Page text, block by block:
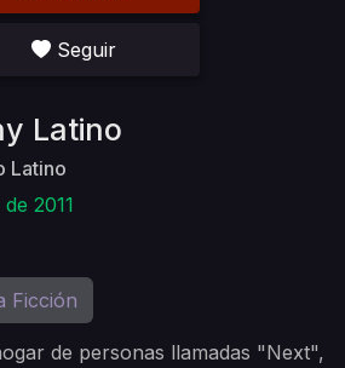
Seguir
Latino
Latino
2011
Ficción
de personas llamadas "Next",